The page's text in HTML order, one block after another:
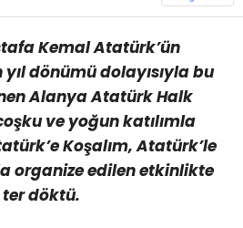
Kemal Atatürk’ün
dönümü dolayısıyla bu
Alanya Atatürk Halk
ve yoğun katılımla
Koşalım, Atatürk’le
organize edilen etkinlikte
döktü.